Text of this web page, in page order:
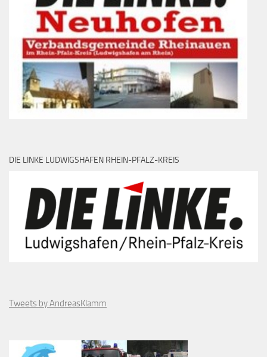
DIE LINKE LUDWIGSHAFEN RHEIN-PFALZ-KREIS
Tweets by AndreasKlamm